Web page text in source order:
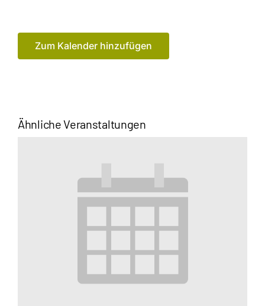
Zum Kalender hinzufügen
Ähnliche Veranstaltungen